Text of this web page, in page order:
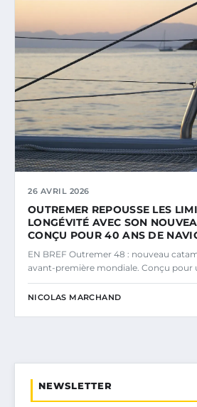
26 AVRIL 2026
OUTREMER REPOUSSE LES
LONGÉVITÉ AVEC SON
CONÇU POUR 40 ANS DE
EN BREF Outremer 48 : nouveau
avant-première mondiale. Conçu pour
NICOLAS MARCHAND
NEWSLETTER